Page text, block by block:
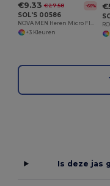
€9.33 €27.58 -66%
SOL'S 00586
NOVA MEN Heren Micro Fleece Jas Met Rits
+3 Kleuren
Is deze jas